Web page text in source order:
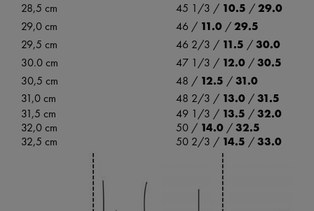
28,5 cm
45 1/3 / 10.5 /29.0
29,0 cm
46 / 11.0 /29.5
29,5 cm
46 2/3 / 11.5 /30.0
30.0 cm
47 1/3 / 12.0 /30.5
30,5 cm
48 / 12.5 /31.0
31,0 cm
48 2/3 / 13.0 /31.5
31,5 cm
49 1/3 / 13.5 /32.0
32,0 cm
50 / 14.0 /32.5
32,5 cm
50 2/3 / 14.5 /33.0